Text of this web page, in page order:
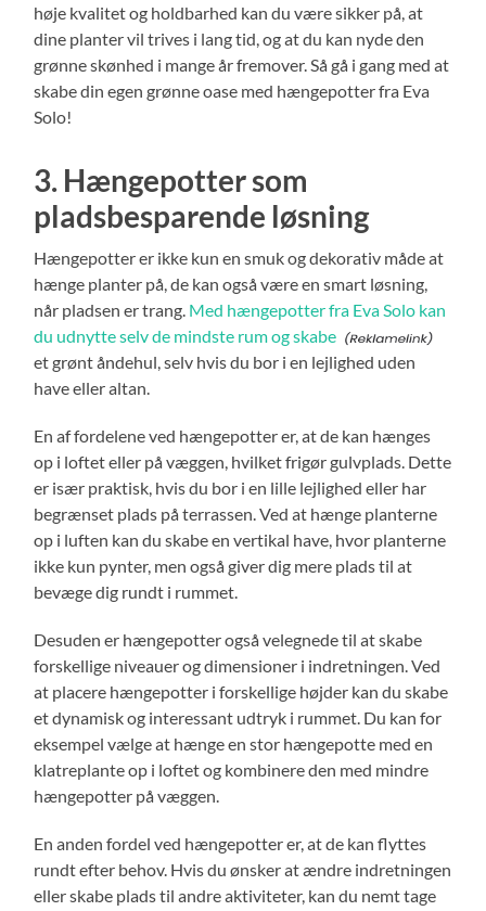
høje kvalitet og holdbarhed kan du være sikker på, at
dine planter vil trives i lang tid, og at du kan nyde den
grønne skønhed i mange år fremover. Så gå i gang med at
skabe din egen grønne oase med hængepotter fra Eva
Solo!
3. Hængepotter som
pladsbesparende løsning
Hængepotter er ikke kun en smuk og dekorativ måde at
hænge planter på, de kan også være en smart løsning,
når pladsen er trang. Med hængepotter fra Eva Solo kan
du udnytte selv de mindste rum og skabe
et grønt åndehul, selv hvis du bor i en lejlighed uden
have eller altan.
En af fordelene ved hængepotter er, at de kan hænges
op i loftet eller på væggen, hvilket frigør gulvplads. Dette
er især praktisk, hvis du bor i en lille lejlighed eller har
begrænset plads på terrassen. Ved at hænge planterne
op i luften kan du skabe en vertikal have, hvor planterne
ikke kun pynter, men også giver dig mere plads til at
bevæge dig rundt i rummet.
Desuden er hængepotter også velegnede til at skabe
forskellige niveauer og dimensioner i indretningen. Ved
at placere hængepotter i forskellige højder kan du skabe
et dynamisk og interessant udtryk i rummet. Du kan for
eksempel vælge at hænge en stor hængepotte med en
klatreplante op i loftet og kombinere den med mindre
hængepotter på væggen.
En anden fordel ved hængepotter er, at de kan flyttes
rundt efter behov. Hvis du ønsker at ændre indretningen
eller skabe plads til andre aktiviteter, kan du nemt tage